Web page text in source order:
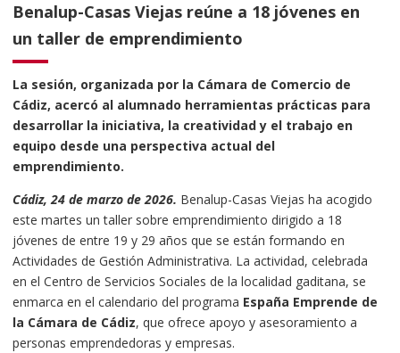
Benalup-Casas Viejas reúne a 18 jóvenes en
un taller de emprendimiento
La sesión, organizada por la Cámara de Comercio de
Cádiz, acercó al alumnado herramientas prácticas para
desarrollar la iniciativa, la creatividad y el trabajo en
equipo desde una perspectiva actual del
emprendimiento.
Cádiz, 24 de marzo de 2026. Benalup-Casas Viejas ha acogido
este martes un taller sobre emprendimiento dirigido a 18
jóvenes de entre 19 y 29 años que se están formando en
Actividades de Gestión Administrativa. La actividad, celebrada
en el Centro de Servicios Sociales de la localidad gaditana, se
enmarca en el calendario del programa España Emprende de
la Cámara de Cádiz, que ofrece apoyo y asesoramiento a
personas emprendedoras y empresas.